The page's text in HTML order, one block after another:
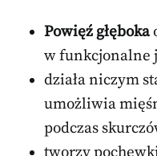
Powięź głęboka
w funkcjonalne
działa niczym
umożliwia
podczas